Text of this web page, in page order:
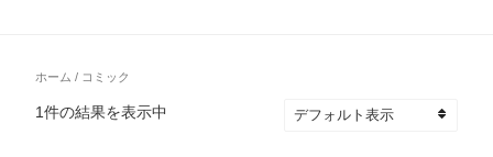
ホーム / コミック
1件の結果を表示中